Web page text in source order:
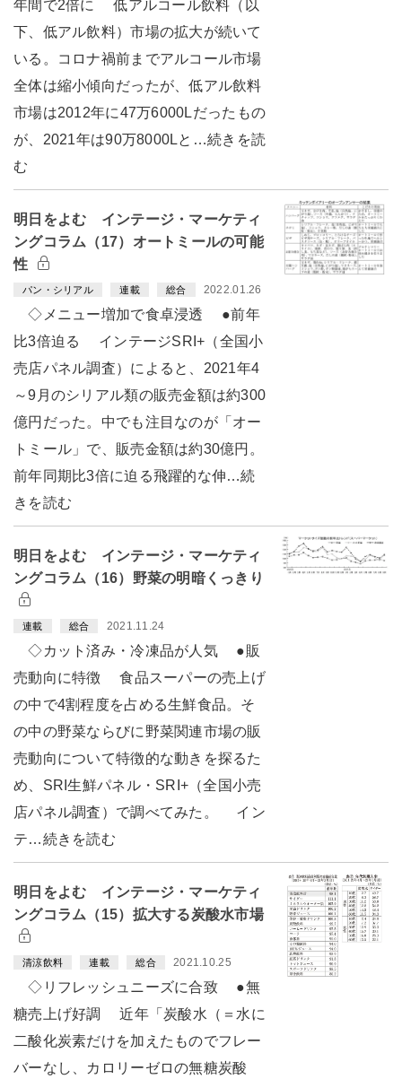
年間で2倍に 低アルコール飲料（以
下、低アル飲料）市場の拡大が続いて
いる。コロナ禍前までアルコール市場
全体は縮小傾向だったが、低アル飲料
市場は2012年に47万6000Lだったもの
が、2021年は90万8000Lと…続きを読
む
明日をよむ インテージ・マーケティ
ングコラム（17）オートミールの可能
性
パン・シリアル 連載 総合 2022.01.26
◇メニュー増加で食卓浸透 ●前年
比3倍迫る インテージSRI+（全国小
売店パネル調査）によると、2021年4
～9月のシリアル類の販売金額は約300
億円だった。中でも注目なのが「オー
トミール」で、販売金額は約30億円。
前年同期比3倍に迫る飛躍的な伸…続
きを読む
明日をよむ インテージ・マーケティ
ングコラム（16）野菜の明暗くっきり
連載 総合 2021.11.24
◇カット済み・冷凍品が人気 ●販
売動向に特徴 食品スーパーの売上げ
の中で4割程度を占める生鮮食品。そ
の中の野菜ならびに野菜関連市場の販
売動向について特徴的な動きを探るた
め、SRI生鮮パネル・SRI+（全国小売
店パネル調査）で調べてみた。 イン
テ…続きを読む
明日をよむ インテージ・マーケティ
ングコラム（15）拡大する炭酸水市場
清涼飲料 連載 総合 2021.10.25
◇リフレッシュニーズに合致 ●無
糖売上げ好調 近年「炭酸水（＝水に
二酸化炭素だけを加えたものでフレー
バーなし、カロリーゼロの無糖炭酸